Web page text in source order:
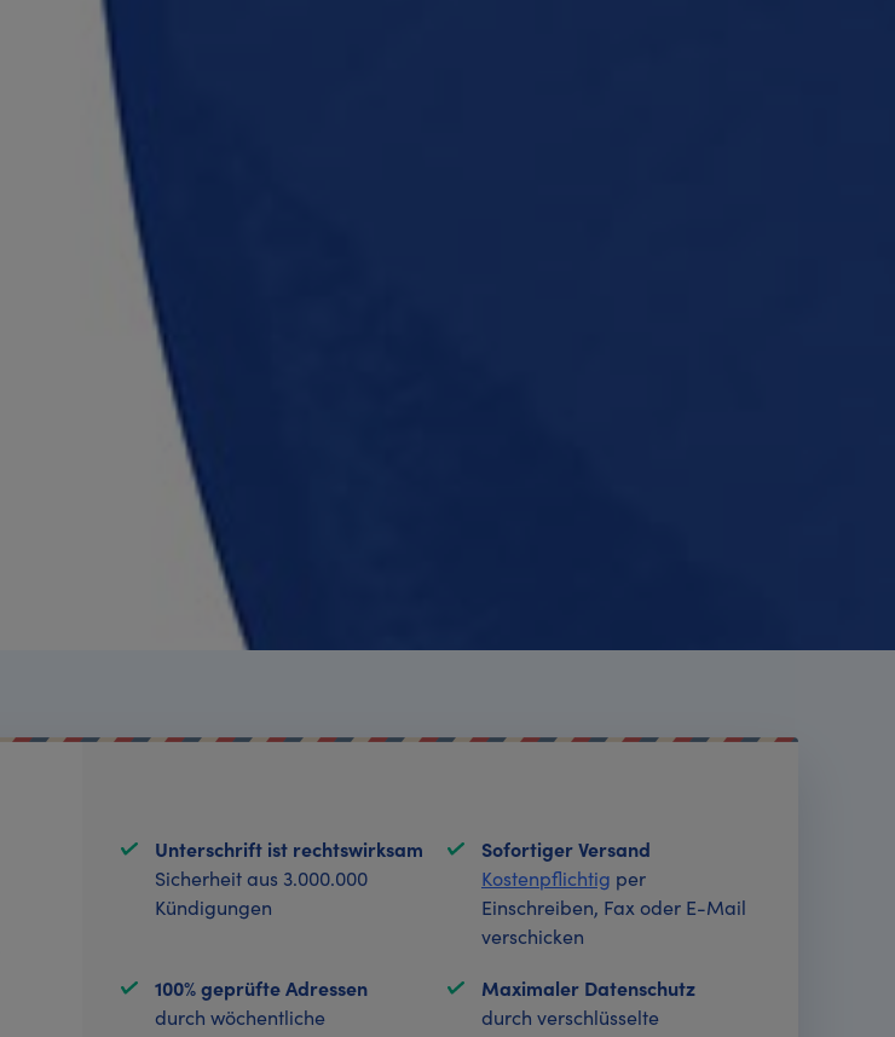
Unterschrift ist rechtswirksam
Sicherheit aus 3.000.000
Kündigungen
Sofortiger Versand
Kostenpflichtig per
Einschreiben, Fax oder E-Mail
verschicken
100% geprüfte Adressen
durch wöchentliche
Maximaler Datenschutz
durch verschlüsselte